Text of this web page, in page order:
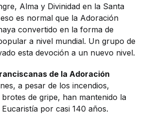
Alma y Divinidad en la Santa
es normal que la Adoración
convertido en la forma de
a nivel mundial. Un grupo de
esta devoción a un nuevo nivel.
de la Adoración
a pesar de los incendios,
de gripe, han mantenido la
por casi 140 años.